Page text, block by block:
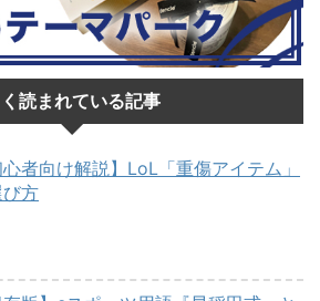
読まれている記事
心者向け解説】LoL「重傷アイテム」
方